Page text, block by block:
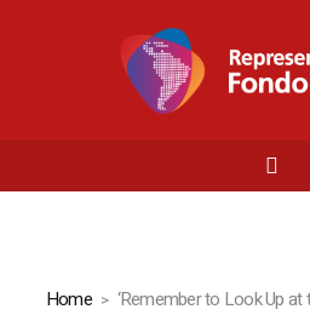
Home ‘Remember to Look Up at